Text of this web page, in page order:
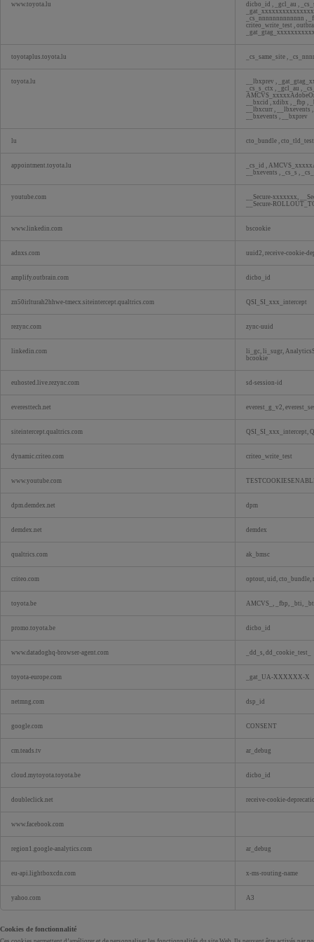
www.toyota.lu dicbo_id , _gcl_au ,
_cs_nnnnnnnnnnnnn ,
criteo_write_test ,
toyotaplus.toyota.lu _cs_same_site ,
toyota.lu __lbxprev ,
_cs_s_ctx , _gcl_au ,
__bxcid , xdibx , _fbp ,
__lbxcurr , __lbxevents ,
__bxevents , __bxprev
lu cto_bundle , cto_tld_test
appointment.toyota.lu _cs_id ,
__bxevents , _cs_s ,
youtube.com
__Secure-xxxxxxx,
__Secure-
www.linkedin.com bscookie
adnxs.com uuid2, receive-cookie-
amplify.outbrain.com dicbo_id
zn50irlturah2hhwe-tmecx.siteintercept.qualtrics.com QSI_SI_xxx_intercept
rezync.com zync-uuid
linkedin.com
li_gc, li_sugr,
bcookie
euhosted.live.rezync.com sd-session-id
everesttech.net everest_g_v2,
siteintercept.qualtrics.com QSI_SI_xxx_intercept,
dynamic.criteo.com criteo_write_test
www.youtube.com
dpm.demdex.net dpm
demdex.net demdex
qualtrics.com ak_bmsc
criteo.com optout, uid, cto_bundle,
toyota.be AMCVS_, _fbp, _bti,
promo.toyota.be dicbo_id
www.datadoghq-browser-agent.com _dd_s, dd_cookie_test_
toyota-europe.com _gat_UA-XXXXXX-X
netmng.com dsp_id
google.com CONSENT
cm.teads.tv ar_debug
cloud.mytoyota.toyota.be dicbo_id
doubleclick.net receive-cookie-
www.facebook.com
region1.google-analytics.com ar_debug
eu-api.lightboxcdn.com x-ms-routing-name
yahoo.com A3
Cookies de fonctionnalité